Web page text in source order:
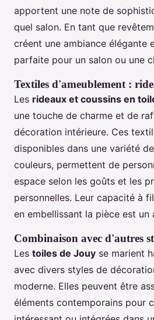
apportent une note de
quel salon. En tant que
créent une ambiance élégante
parfaite pour un salon ou une
Textiles d'ameublement :
Les rideaux et coussins en
une touche de charme et de
décoration intérieure. Ces
disponibles dans une variété
couleurs, permettent de
espace selon les goûts et les
personnelles. Leur capacité à
en embellissant la pièce est un
Combinaison avec d'autres
Les toiles de Jouy se marient
avec divers styles de
moderne. Elles peuvent être
éléments contemporains pour